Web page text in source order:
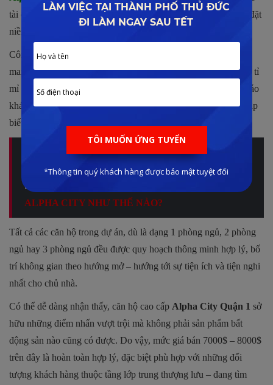
tài chính vững chắc. Qúy khách hàng hoàn toàn có thể an tâm đặt
niềm tin vào chất lượng căn hộ trong tương lai.
Công trình được thiết kế theo phong cách sang trọng hiện đại,
mang đậm hơi hướng Singapore với những đường nét lịch lãm, tỉ
mỉ xây dựng trong từng chi tiết. Đó cũng chính là yếu tố độc đáo
khác biệt, là cơ sở vững chắc đểchủ đầu tư Alpha Kingtạo lập
biểu tượng mới cho tại TP.HCM.
Alpha King cái tên còn xa lạ trên thị trường bất động sản
Việt Nam. Nên bài viết sau về chủ đầu tư Alpha King có
thể quý khách quan tâm:
ALPHA CITY NHƯ THẾ NÀO?
Tất cả các căn hộ trong dự án, dù là dạng 1 phòng ngủ, 2 phòng
ngủ hay 3 phòng ngủ đều được quy hoạch thông minh hợp lý, bố
trí không gian theo hướng mở – hướng tới sự tiện ích và tiện nghi
nhất cho chủ nhà.
Có thể dễ dàng nhận thấy, căn hộ cao cấp Alpha City Quận 1 sở
hữu những điểm nhấn vượt trội mà không phải sản phẩm bất
động sản nào cũng có được. Do vậy, mức giá bán 7000$ – 8000$
trên đây là hoàn toàn hợp lý, đặc biệt phù hợp với những đối
tượng khách hàng thuộc tầng lớp trung thượng lưu – đang tìm